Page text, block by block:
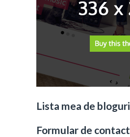
Lista mea de bloguri
Formular de contact